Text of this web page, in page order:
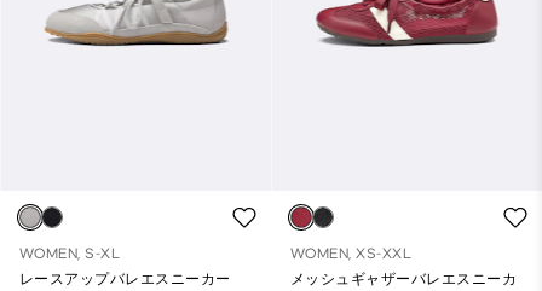
WOMEN, S-XL
レースアップバレエスニーカー
WOMEN, XS-XXL
メッシュギャザーバレエスニーカ